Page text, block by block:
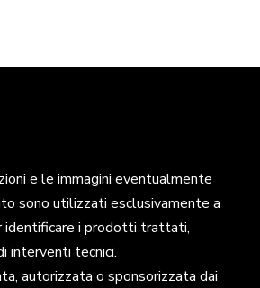
e le immagini eventualmente
sono utilizzati esclusivamente a
identificare i prodotti trattati,
interventi tecnici.
autorizzata o sponsorizzata dai